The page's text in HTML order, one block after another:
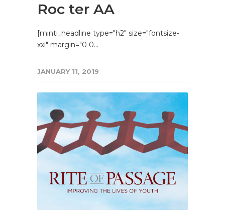
Roc ter AA
[minti_headline type="h2" size="fontsize-
xxl" margin="0 0…
JANUARY 11, 2019